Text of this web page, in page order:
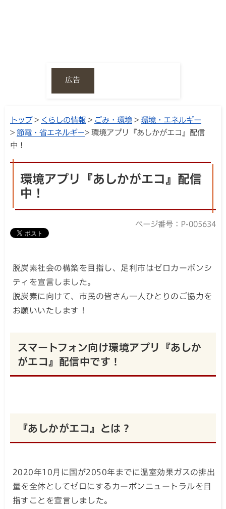
広告
トップ> くらしの情報 > ごみ・環境 > 環境・エネルギー
> 節電・省エネルギー> 環境アプリ『あしかがエコ』配信
中！
環境アプリ『あしかがエコ』配信
中！
ページ番号：P-005634
脱炭素社会の構築を目指し、足利市はゼロカーボンシ
ティを宣言しました。
脱炭素に向けて、市民の皆さん一人ひとりのご協力を
お願いいたします！
スマートフォン向け環境アプリ『あしか
がエコ』配信中です！
『あしかがエコ』とは？
2020年10月に国が2050年までに温室効果ガスの排出
量を全体としてゼロにするカーボンニュートラルを目
指すことを宣言しました。